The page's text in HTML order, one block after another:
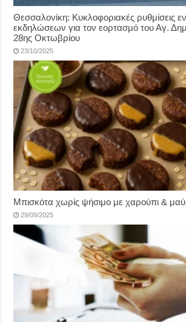
Θεσσαλονίκη: Κυκλοφοριακές ρυθμίσεις
εκδηλώσεων για τον εορτασμό του Αγ.
28ης Οκτωβρίου
23/10/2025
Μπισκότα χωρίς ψήσιμο με χαρούπι &
29/09/2025